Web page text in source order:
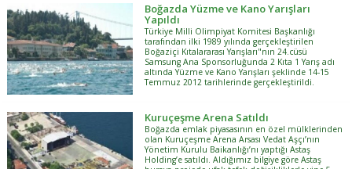
Boğazda Yüzme ve Kano Yarışları
Yapıldı
Türkiye Milli Olimpiyat Komitesi Başkanlığı
tarafından ilki 1989 yılında gerçekleştirilen
Boğaziçi Kıtalararası Yarışları"nın 24.cüsü
Samsung Ana Sponsorluğunda 2 Kıta 1 Yarış adı
altında Yüzme ve Kano Yarışları şeklinde 14-15
Temmuz 2012 tarihlerinde gerçekleştirildi.
Kuruçeşme Arena Satıldı
Boğazda emlak piyasasının en özel mülklerinden
olan Kuruçeşme Arena Arsası Vedat Aşçı’nın
Yönetim Kurulu Baikanlığı’nı yaptığı Astaş
Holding’e satıldı. Aldığımız bilgiye göre Astaş